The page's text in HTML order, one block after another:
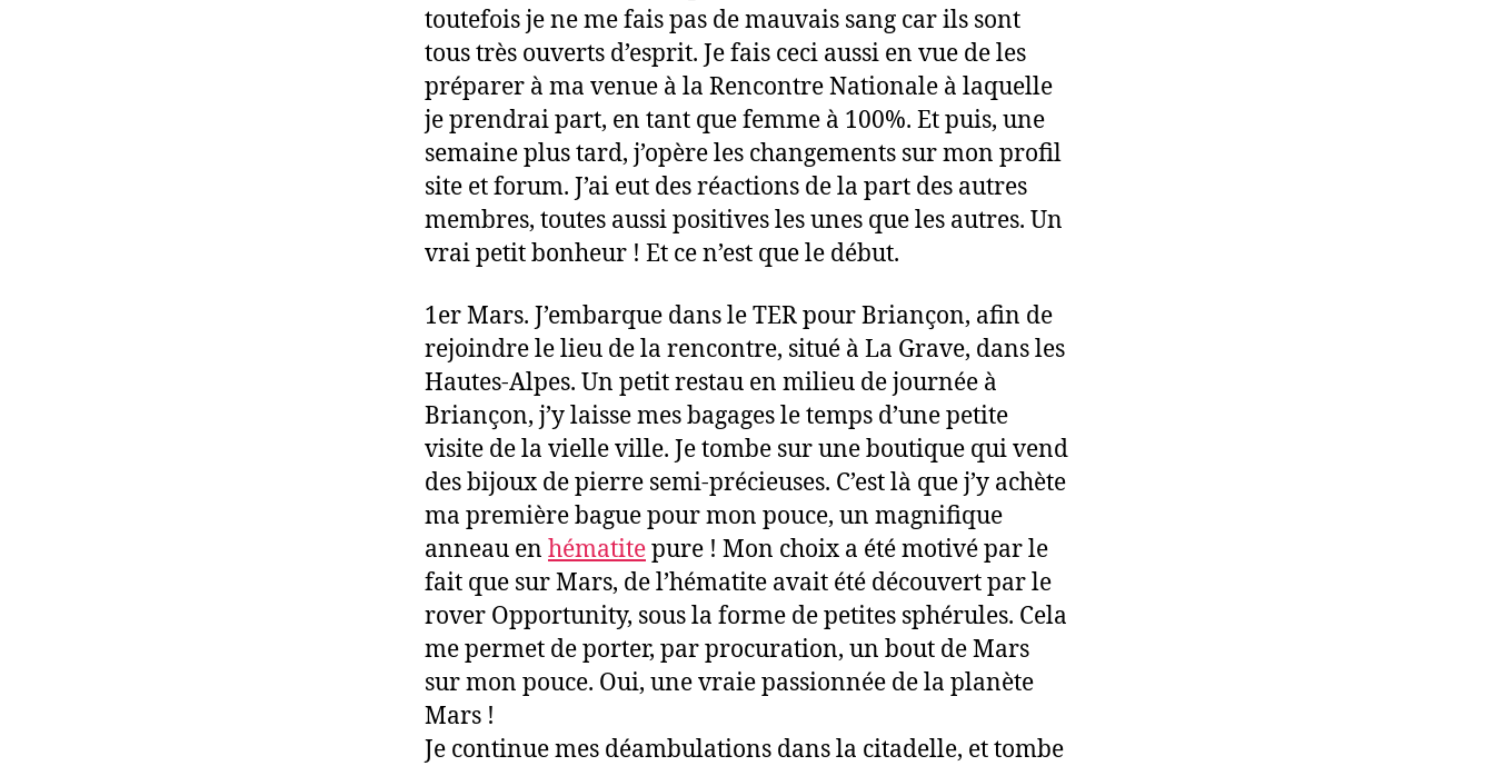
toutefois je ne me fais pas de mauvais sang car ils sont
tous très ouverts d’esprit. Je fais ceci aussi en vue de les
préparer à ma venue à la Rencontre Nationale à laquelle
je prendrai part, en tant que femme à 100%. Et puis, une
semaine plus tard, j’opère les changements sur mon profil
site et forum. J’ai eut des réactions de la part des autres
membres, toutes aussi positives les unes que les autres. Un
vrai petit bonheur ! Et ce n’est que le début.
1er Mars. J’embarque dans le TER pour Briançon, afin de
rejoindre le lieu de la rencontre, situé à La Grave, dans les
Hautes-Alpes. Un petit restau en milieu de journée à
Briançon, j’y laisse mes bagages le temps d’une petite
visite de la vielle ville. Je tombe sur une boutique qui vend
des bijoux de pierre semi-précieuses. C’est là que j’y achète
ma première bague pour mon pouce, un magnifique
anneau en hématitepure ! Mon choix a été motivé par le
fait que sur Mars, de l’hématite avait été découvert par le
rover Opportunity, sous la forme de petites sphérules. Cela
me permet de porter, par procuration, un bout de Mars
sur mon pouce. Oui, une vraie passionnée de la planète
Mars !
Je continue mes déambulations dans la citadelle, et tombe